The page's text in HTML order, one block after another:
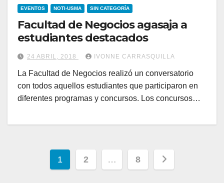
EVENTOS NOTI-USMA SIN CATEGORÍA
Facultad de Negocios agasaja a
estudiantes destacados
24 ABRIL, 2018 IVONNE CARRASQUILLA
La Facultad de Negocios realizó un conversatorio
con todos aquellos estudiantes que participaron en
diferentes programas y concursos. Los concursos…
1 2 … 8